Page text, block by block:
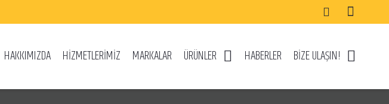
HAKKIMIZDA HİZMETLERİMİZ MARKALAR ÜRÜNLER HABERLER BİZE ULAŞIN!